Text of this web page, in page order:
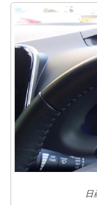
日